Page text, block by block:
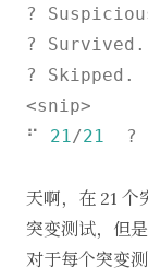
?
?
?
<snip>
⠋ 21/21
  ?
天啊，在 21 个
突变测试，但
对于每个突变测